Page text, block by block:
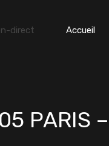
Accueil
PARIS